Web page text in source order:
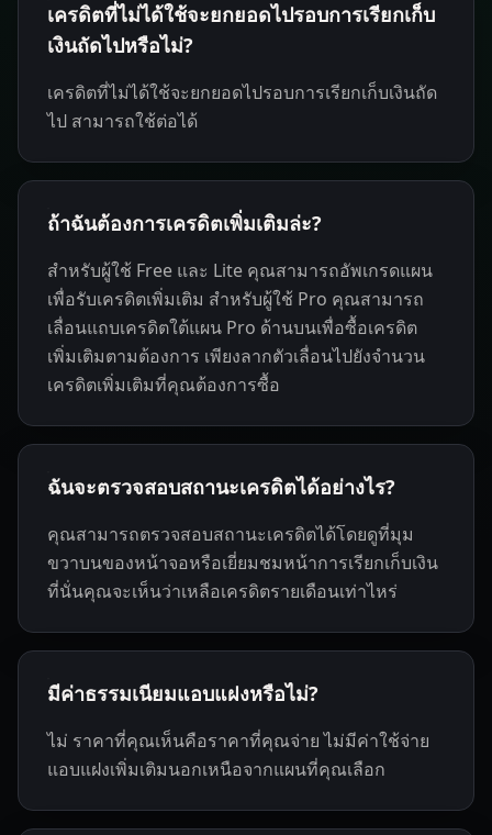
เครดิตที่ไม่ได้ใช้จะยกยอดไปรอบการเรียกเก็บ
เงินถัดไปหรือไม่?
เครดิตที่ไม่ได้ใช้จะยกยอดไปรอบการเรียกเก็บเงินถัด
ไป สามารถใช้ต่อได้
ถ้าฉันต้องการเครดิตเพิ่มเติมล่ะ?
สำหรับผู้ใช้ Free และ Lite คุณสามารถอัพเกรดแผน
เพื่อรับเครดิตเพิ่มเติม สำหรับผู้ใช้ Pro คุณสามารถ
เลื่อนแถบเครดิตใต้แผน Pro ด้านบนเพื่อซื้อเครดิต
เพิ่มเติมตามต้องการ เพียงลากตัวเลื่อนไปยังจำนวน
เครดิตเพิ่มเติมที่คุณต้องการซื้อ
ฉันจะตรวจสอบสถานะเครดิตได้อย่างไร?
คุณสามารถตรวจสอบสถานะเครดิตได้โดยดูที่มุม
ขวาบนของหน้าจอหรือเยี่ยมชมหน้าการเรียกเก็บเงิน
ที่นั่นคุณจะเห็นว่าเหลือเครดิตรายเดือนเท่าไหร่
มีค่าธรรมเนียมแอบแฝงหรือไม่?
ไม่ ราคาที่คุณเห็นคือราคาที่คุณจ่าย ไม่มีค่าใช้จ่าย
แอบแฝงเพิ่มเติมนอกเหนือจากแผนที่คุณเลือก